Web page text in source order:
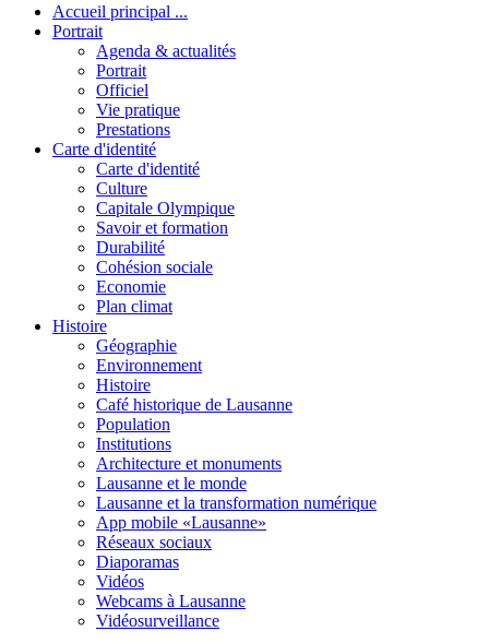
Accueil principal ...
Portrait
Agenda & actualités
Portrait
Officiel
Vie pratique
Prestations
Carte d'identité
Carte d'identité
Culture
Capitale Olympique
Savoir et formation
Durabilité
Cohésion sociale
Economie
Plan climat
Histoire
Géographie
Environnement
Histoire
Café historique de Lausanne
Population
Institutions
Architecture et monuments
Lausanne et le monde
Lausanne et la transformation numérique
App mobile «Lausanne»
Réseaux sociaux
Diaporamas
Vidéos
Webcams à Lausanne
Vidéosurveillance